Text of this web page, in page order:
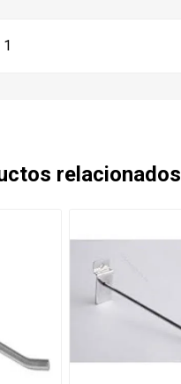
1
relacionados